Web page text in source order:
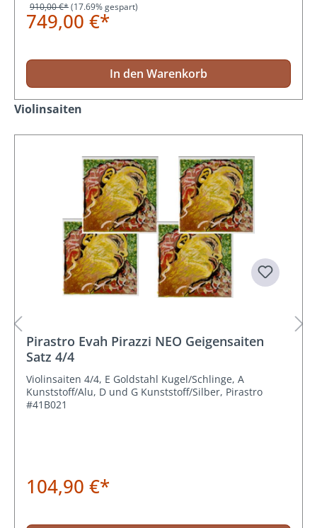
910,00 €*(17.69% gespart)
749,00 €*
In den Warenkorb
Produktgalerie überspringen
Violinsaiten
Pirastro Evah Pirazzi NEO Geigensaiten
Satz 4/4
Violinsaiten 4/4, E Goldstahl Kugel/Schlinge, A
Kunststoff/Alu, D und G Kunststoff/Silber, Pirastro
#41B021
104,90 €*